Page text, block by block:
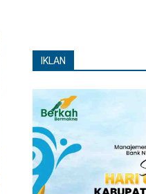
IKLAN